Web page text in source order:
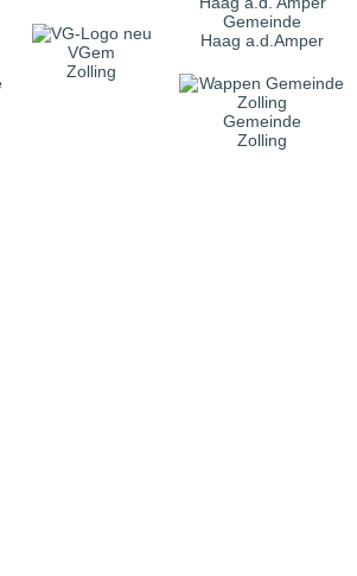
VGem
Zolling
Gemeinde
Haag a.d.Amper
Gemeinde
Zolling